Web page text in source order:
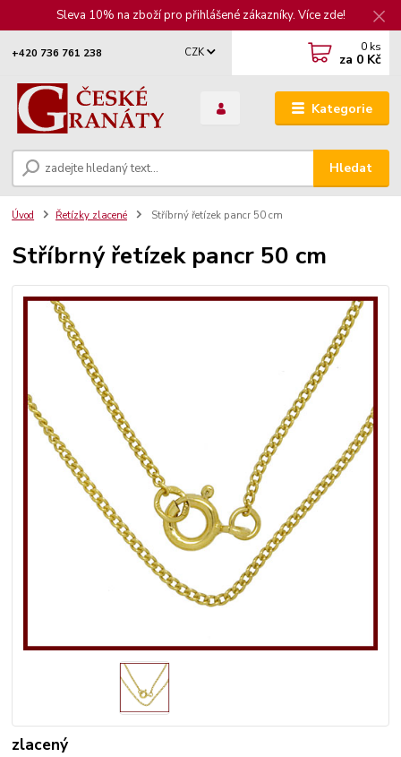
Sleva 10% na zboží pro přihlášené zákazníky. Více zde!
Kategorie
CZK
Hledat
+420 736 761 238 0 ks
za 0 Kč
Úvod Řetízky zlacené Stříbrný řetízek pancr 50 cm
Stříbrný řetízek pancr 50 cm
zlacený